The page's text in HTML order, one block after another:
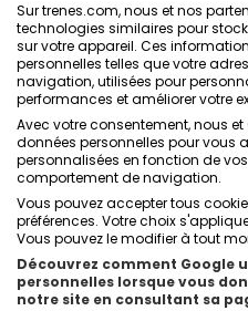
Qui
Sur trenes.com, nous et nos
technologies similaires pour
sur votre appareil. Ces
personnelles telles que votre
navigation, utilisées pour
performances et améliorer votre
Avec votre consentement, nous
données personnelles pour vous
personnalisées en fonction de
comportement de navigation.
Vous pouvez accepter tous
préférences. Votre choix
Vous pouvez le modifier à tout
Découvrez comment Google
personnelles lorsque vous
notre site en consultant sa